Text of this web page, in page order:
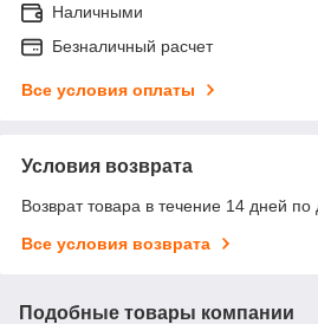
Наличными
Безналичный расчет
Все условия оплаты
Условия возврата
Возврат товара в течение 14 дней по
Все условия возврата
Подобные товары компании